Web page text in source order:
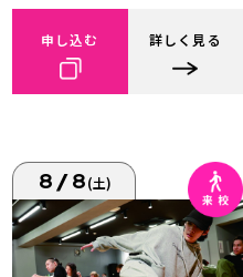
申し込む 詳しく見る
8/8(土)